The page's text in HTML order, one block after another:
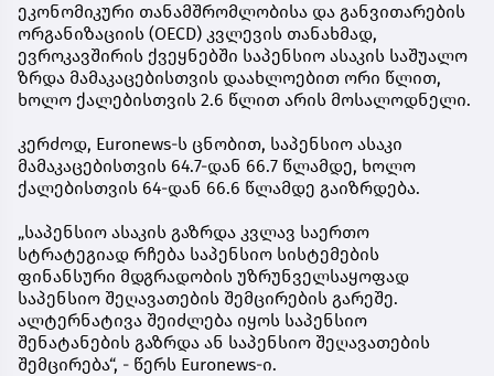
ეკონომიკური თანამშრომლობისა და განვითარების
ორგანიზაციის (OECD) კვლევის თანახმად,
ევროკავშირის ქვეყნებში საპენსიო ასაკის საშუალო
ზრდა მამაკაცებისთვის დაახლოებით ორი წლით,
ხოლო ქალებისთვის 2.6 წლით არის მოსალოდნელი.
კერძოდ, Euronews-ს ცნობით, საპენსიო ასაკი
მამაკაცებისთვის 64.7-დან 66.7 წლამდე, ხოლო
ქალებისთვის 64-დან 66.6 წლამდე გაიზრდება.
„საპენსიო ასაკის გაზრდა კვლავ საერთო
სტრატეგიად რჩება საპენსიო სისტემების
ფინანსური მდგრადობის უზრუნველსაყოფად
საპენსიო შეღავათების შემცირების გარეშე.
ალტერნატივა შეიძლება იყოს საპენსიო
შენატანების გაზრდა ან საპენსიო შეღავათების
შემცირება“, - წერს Euronews-ი.